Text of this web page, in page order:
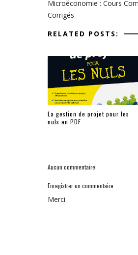
Microéconomie : Cours
Corrigés
RELATED POSTS:
La gestion de projet pour les
nuls en PDF
Aucun commentaire:
Enregistrer un commentaire
Merci